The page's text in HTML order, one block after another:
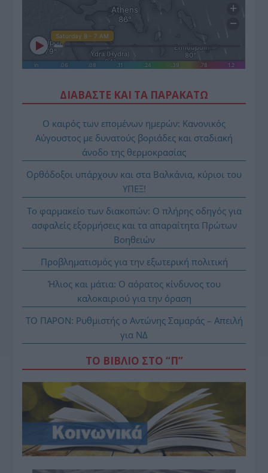
ΔΙΑΒΑΣΤΕ ΚΑΙ ΤΑ ΠΑΡΑΚΑΤΩ
Ο καιρός των επομένων ημερών: Κανονικός
Αύγουστος με δυνατούς βοριάδες και σταδιακή
άνοδο της θερμοκρασίας
Ορθόδοξοι υπάρχουν και στα Βαλκάνια, κύριοι του
ΥΠΕΞ!
Το φαρμακείο των διακοπών: Ο πλήρης οδηγός για
ασφαλείς εξορμήσεις και τα απαραίτητα Πρώτων
Βοηθειών
Προβληματισμός για την εξωτερική πολιτική
Ήλιος και μάτια: Ο αόρατος κίνδυνος του
καλοκαιριού για την όραση
ΤΟ ΠΑΡΟΝ: Ρυθμιστής ο Αντώνης Σαμαράς – Απειλή
για ΝΔ
ΤΟ ΒΙΒΛΙΟ ΣΤΟ “Π”